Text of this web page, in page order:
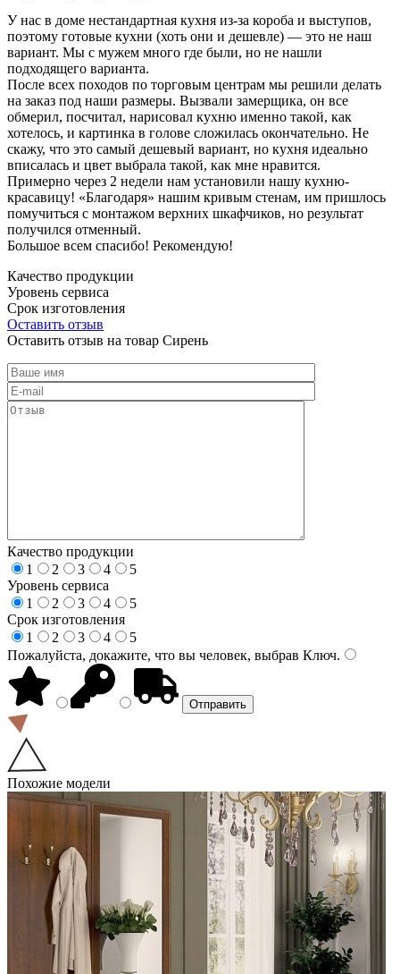
У нас в доме нестандартная кухня из-за короба и выступов,
поэтому готовые кухни (хоть они и дешевле) — это не наш
вариант. Мы с мужем много где были, но не нашли
подходящего варианта.
После всех походов по торговым центрам мы решили делать
на заказ под наши размеры. Вызвали замерщика, он все
обмерил, посчитал, нарисовал кухню именно такой, как
хотелось, и картинка в голове сложилась окончательно. Не
скажу, что это самый дешевый вариант, но кухня идеально
вписалась и цвет выбрала такой, как мне нравится.
Примерно через 2 недели нам установили нашу кухню-
красавицу! «Благодаря» нашим кривым стенам, им пришлось
помучиться с монтажом верхних шкафчиков, но результат
получился отменный.
Большое всем спасибо! Рекомендую!
Качество продукции
Уровень сервиса
Срок изготовления
Оставить отзыв
Оставить отзыв на товар Сирень
Качество продукции
1
2 3 4
5
Уровень сервиса
1
2 3 4
5
Срок изготовления
1
2 3 4
5
Пожалуйста, докажите, что вы человек, выбрав Ключ.
Похожие модели